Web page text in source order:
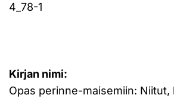
4_78-1
Kirjan nimi:
Opas perinne-maisemiin: Niitut,